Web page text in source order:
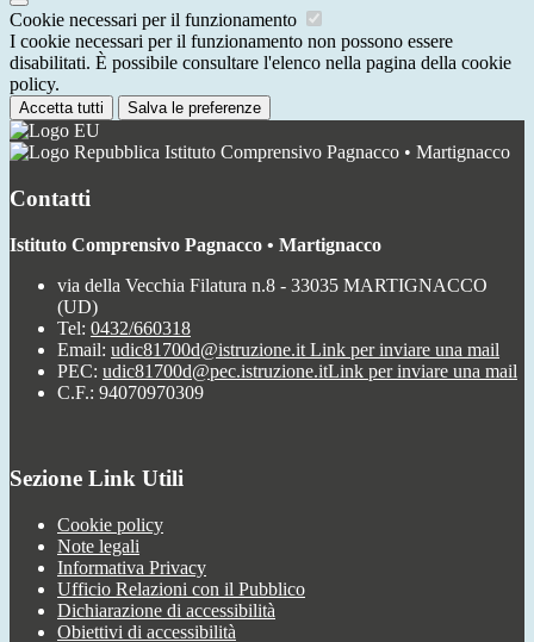
Cookie necessari per il funzionamento
I cookie necessari per il funzionamento non possono essere
disabilitati. È possibile consultare l'elenco nella pagina della cookie
policy.
Accetta tutti Salva le preferenze
Istituto Comprensivo Pagnacco • Martignacco
Contatti
Istituto Comprensivo Pagnacco • Martignacco
via della Vecchia Filatura n.8 - 33035 MARTIGNACCO
(UD)
Tel: 0432/660318
Email: udic81700d@istruzione.it Link per inviare una mail
PEC: udic81700d@pec.istruzione.itLink per inviare una mail
C.F.: 94070970309
Sezione Link Utili
Cookie policy
Note legali
Informativa Privacy
Ufficio Relazioni con il Pubblico
Dichiarazione di accessibilità
Obiettivi di accessibilità